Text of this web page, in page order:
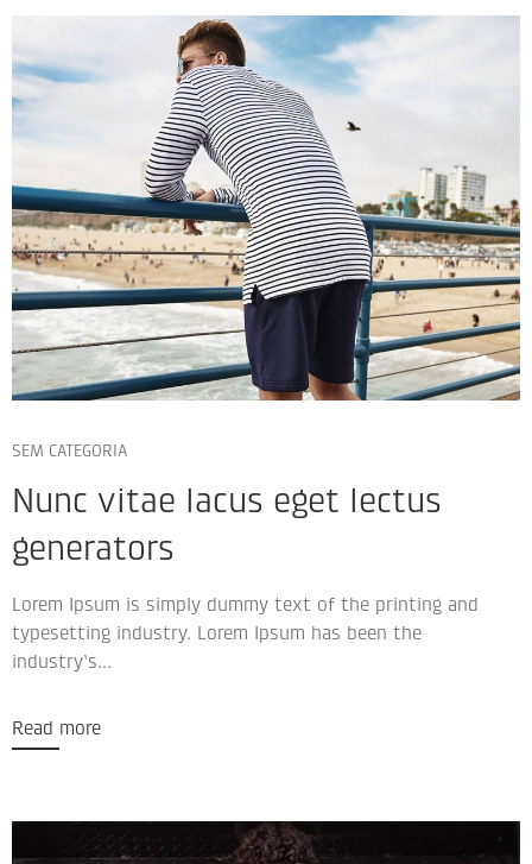
SEM CATEGORIA
Nunc vitae lacus eget lectus
generators
Lorem Ipsum is simply dummy text of the printing and
typesetting industry. Lorem Ipsum has been the
industry’s...
Read more